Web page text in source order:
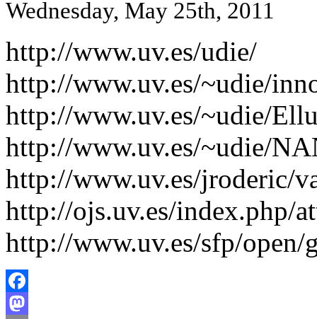
Wednesday, May 25th, 2011
http://www.uv.es/udie/
http://www.uv.es/~udie/
http://www.uv.es/~udie/
http://www.uv.es/~udie/
http://www.uv.es/jroderic/
http://ojs.uv.es/index.php/
http://www.uv.es/sfp/open/
Facebook